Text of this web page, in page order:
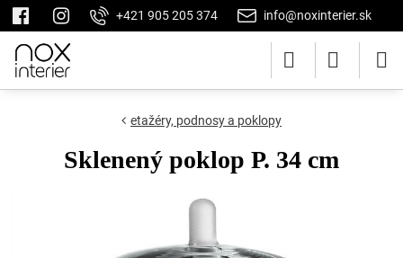
+421 905 205 374 info@noxinterier.sk
etažéry, podnosy a poklopy
Sklenený poklop P. 34 cm